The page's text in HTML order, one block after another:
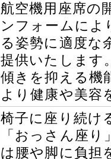
航空機用座席の
ンフォームによ
る姿勢に適度な
提供いたします
傾きを抑える機
より健康や美容
椅子に座り続け
「おっさん座
は腰や脚に負担